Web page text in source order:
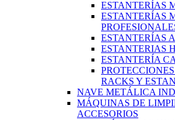
ESTANTERÍAS
ESTANTERÍAS
ESTANTERÍAS
ESTANTERIAS
ESTANTERÍA
RACKS Y
NAVE METÁLICA
MÁQUINAS DE
ACCESORIOS